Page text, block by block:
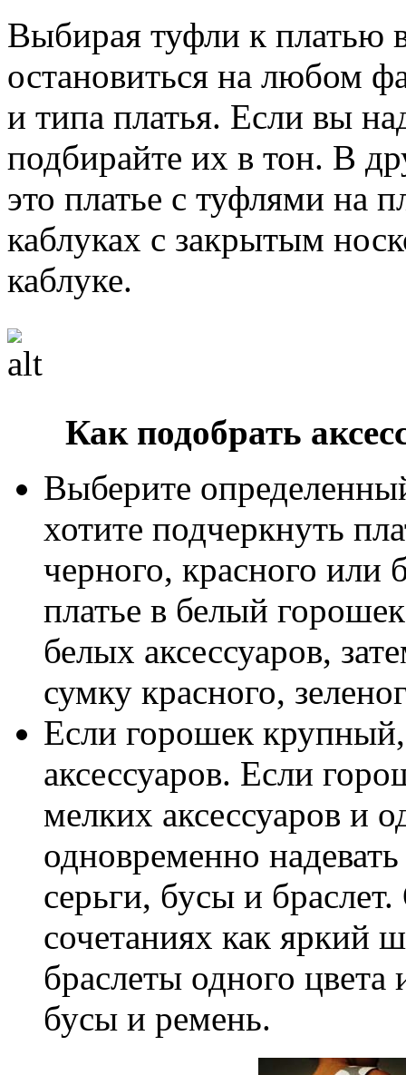
Выбирая туфли к платью
остановиться на любом
и типа платья. Если вы
подбирайте их в тон. В
это платье с туфлями на
каблуках с закрытым
каблуке.
Как подобрать
Выберите
хотите подчеркнуть
черного, красного или
платье в белый
белых аксессуаров,
сумку красного,
Если горошек
аксессуаров. Если
мелких аксессуаров и
одновременно
серьги, бусы и
сочетаниях как яркий
браслеты одного
бусы и ремень.